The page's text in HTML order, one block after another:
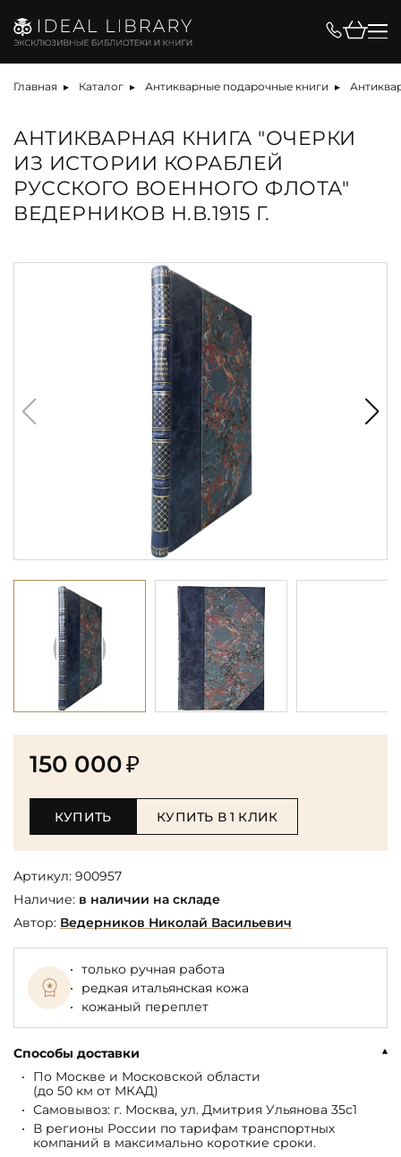
Главная Каталог Антикварные подарочные книги
АНТИКВАРНАЯ КНИГА "ОЧЕРКИ
ИЗ ИСТОРИИ КОРАБЛЕЙ
РУССКОГО ВОЕННОГО ФЛОТА"
ВЕДЕРНИКОВ Н.В.1915 Г.
150 000₽
КУПИТЬ КУПИТЬ В 1 КЛИК
Артикул: 900957
Наличие: в наличии на складе
Автор: Ведерников Николай Васильевич
только ручная работа
редкая итальянская кожа
кожаный переплет
Способы доставки
По Москве и Московской области
(до 50 км от МКАД)
Самовывоз: г. Москва, ул. Дмитрия Ульянова 35с1
В регионы России по тарифам транспортных
компаний в максимально короткие сроки.